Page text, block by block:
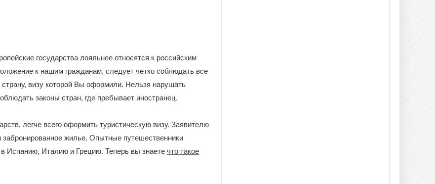
государства лояльнее относятся к российским
к нашим гражданам, следует четко соблюдать все
визу которой Вы оформили. Нельзя нарушать
законы стран, где пребывает иностранец.
легче всего оформить туристическую визу. Заявителю
забронированное жилье. Опытные путешественники
Испанию, Италию и Грецию. Теперь вы знаете что такое